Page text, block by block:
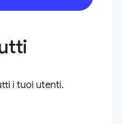
i tuoi utenti.